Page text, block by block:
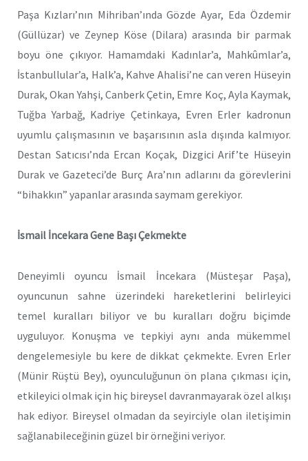
Paşa Kızları’nın Mihriban’ında Gözde Ayar, Eda Özdemir
(Güllüzar) ve Zeynep Köse (Dilara) arasında bir parmak
boyu öne çıkıyor. Hamamdaki Kadınlar’a, Mahkûmlar’a,
İstanbullular’a, Halk’a, Kahve Ahalisi’ne can veren Hüseyin
Durak, Okan Yahşi, Canberk Çetin, Emre Koç, Ayla Kaymak,
Tuğba Yarbağ, Kadriye Çetinkaya, Evren Erler kadronun
uyumlu çalışmasının ve başarısının asla dışında kalmıyor.
Destan Satıcısı’nda Ercan Koçak, Dizgici Arif’te Hüseyin
Durak ve Gazeteci’de Burç Ara’nın adlarını da görevlerini
“bihakkın” yapanlar arasında saymam gerekiyor.
İsmail İncekara Gene Başı Çekmekte
Deneyimli oyuncu İsmail İncekara (Müsteşar Paşa),
oyuncunun sahne üzerindeki hareketlerini belirleyici
temel kuralları biliyor ve bu kuralları doğru biçimde
uyguluyor. Konuşma ve tepkiyi aynı anda mükemmel
dengelemesiyle bu kere de dikkat çekmekte. Evren Erler
(Münir Rüştü Bey), oyunculuğunun ön plana çıkması için,
etkileyici olmak için hiç bireysel davranmayarak özel alkışı
hak ediyor. Bireysel olmadan da seyirciyle olan iletişimin
sağlanabileceğinin güzel bir örneğini veriyor.